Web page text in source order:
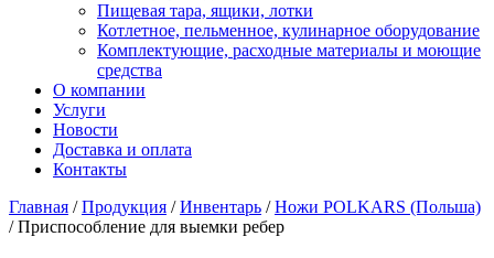
Пищевая тара, ящики, лотки
Котлетное, пельменное, кулинарное оборудование
Комплектующие, расходные материалы и моющие
средства
О компании
Услуги
Новости
Доставка и оплата
Контакты
Главная /Продукция /Инвентарь /Ножи POLKARS (Польша)
/Приспособление для выемки ребер